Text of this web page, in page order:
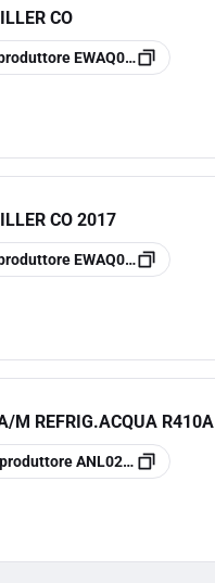
CO
EWAQ008BVP
CO 2017
EWAQ005BVP
M REFRIG.ACQUA R410A
ANL026AM